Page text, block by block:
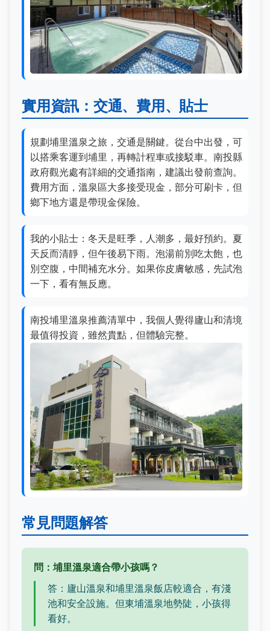
實用資訊：交通、費用、貼士
規劃埔里溫泉之旅，交通是關鍵。從台中出發，可
以搭乘客運到埔里，再轉計程車或接駁車。南投縣
政府觀光處有詳細的交通指南，建議出發前查詢。
費用方面，溫泉區大多接受現金，部分可刷卡，但
鄉下地方還是帶現金保險。
我的小貼士：冬天是旺季，人潮多，最好預約。夏
天反而清靜，但午後易下雨。泡湯前別吃太飽，也
別空腹，中間補充水分。如果你皮膚敏感，先試泡
一下，看有無反應。
南投埔里溫泉推薦清單中，我個人覺得廬山和清境
最值得投資，雖然貴點，但體驗完整。
常見問題解答
問：埔里溫泉適合帶小孩嗎？
答：廬山溫泉和埔里溫泉飯店較適合，有淺
池和安全設施。但東埔溫泉地勢陡，小孩得
看好。